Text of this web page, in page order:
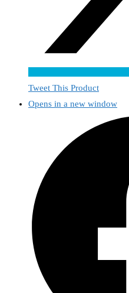
Tweet This Product
Opens in a new window